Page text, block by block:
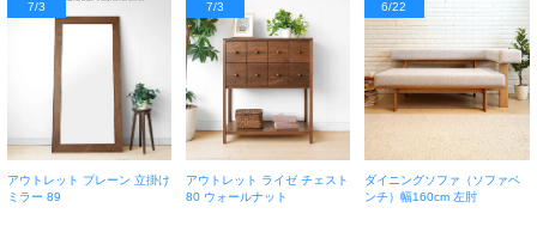
7/3
アウトレット プレーン 立掛け
ミラー 89
7/3
アウトレット ライゼ チェスト
80 ウォールナット
6/22
ダイニングソファ（ソファベ
ンチ）幅160cm 左肘